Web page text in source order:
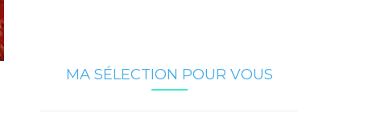
MA SÉLECTION POUR VOUS